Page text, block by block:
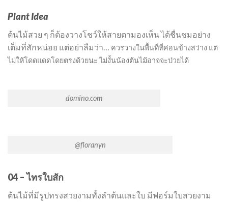
Plant Idea
ต้นไม้สวย ๆ ก็ต้องวางโชว์ให้สายตามองเห็น ได้ชื่นชมอย่าง
เต็มที่สักหน่อย แต่อย่าลืมว่า… ควรวางในพื้นที่ที่ค่อนข้างสว่าง แต่
ไม่ให้โดดแดดโดยตรงด้วยนะ ไม่งั้นน้องต้นไม้อาจจะป่วยได้
domino.com
@floranyn
04 – ไทรใบสัก
ต้นไม้ที่มีรูปทรงสวยงามทั้งลำต้นและใบ มีฟอร์มใบสวยงาม